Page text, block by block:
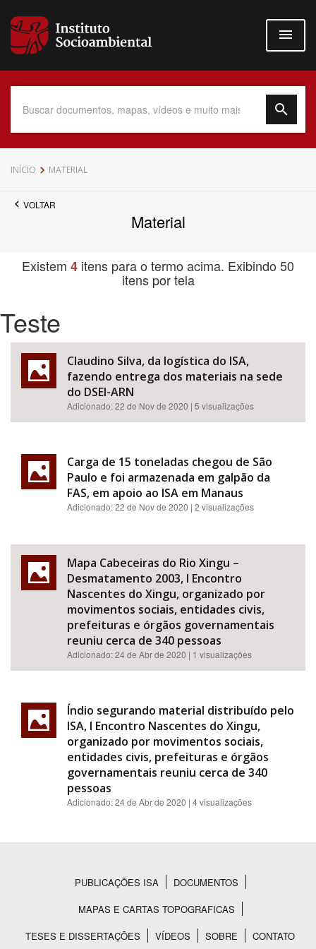
para
conteúdo
Data do Documento
Tema
Subtema
Área de Levantamento
Área Protegida
BUSCAR
INÍCIO MATERIAL
VOLTAR
Material
Existem 4 itens para o termo acima. Exibindo 50
itens por tela
Teste
Claudino Silva, da logística do ISA,
fazendo entrega dos materiais na sede
do DSEI-ARN
Adicionado:22 de Nov de 2020 | 5 visualizações
Carga de 15 toneladas chegou de São
Paulo e foi armazenada em galpão da
FAS, em apoio ao ISA em Manaus
Adicionado:22 de Nov de 2020 | 2 visualizações
Mapa Cabeceiras do Rio Xingu –
Desmatamento 2003, I Encontro
Nascentes do Xingu, organizado por
movimentos sociais, entidades civis,
prefeituras e órgãos governamentais
reuniu cerca de 340 pessoas
Adicionado:24 de Abr de 2020 | 1 visualizações
Índio segurando material distribuído pelo
ISA, I Encontro Nascentes do Xingu,
organizado por movimentos sociais,
entidades civis, prefeituras e órgãos
governamentais reuniu cerca de 340
pessoas
Adicionado:24 de Abr de 2020 | 4 visualizações
Rodapé
PUBLICAÇÕES ISA
DOCUMENTOS
MAPAS E CARTAS TOPOGRAFICAS
TESES E DISSERTAÇÕES
VÍDEOS SOBRE CONTATO